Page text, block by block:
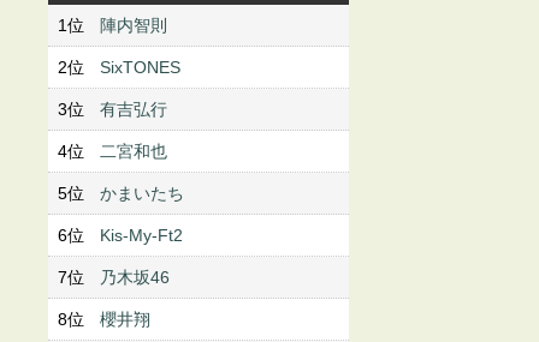
1位 陣内智則
2位 SixTONES
3位 有吉弘行
4位 二宮和也
5位 かまいたち
6位 Kis-My-Ft2
7位 乃木坂46
8位 櫻井翔